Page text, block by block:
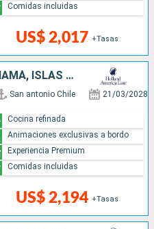
US$ 2,017 +Tasas
Comidas incluidas
CHILE, PERÚ, ECUADOR, PANAMÁ, ISLAS CAIMÁN, ESTADOS UNIDOS
San antonio Chile 21/03/2028
US$ 2,194 +Tasas
Cocina refinada
Animaciones exclusivas a bordo
Experiencia Premium
Comidas incluidas